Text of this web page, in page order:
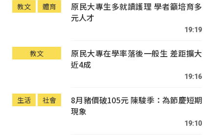
教文 體育
原民大專生多就讀護理 學者籲培育多
元人才
19:19
教文
原民大專在學率落後一般生 差距擴大
近4成
19:16
生活 社會
8月豬價破105元 陳駿季：為節慶短期
現象
19:10